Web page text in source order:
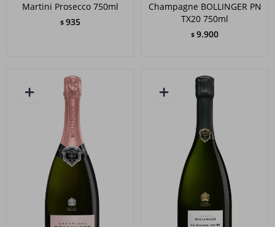
Martini Prosecco 750ml
$ 935
Champagne BOLLINGER PN
TX20 750ml
$ 9.900